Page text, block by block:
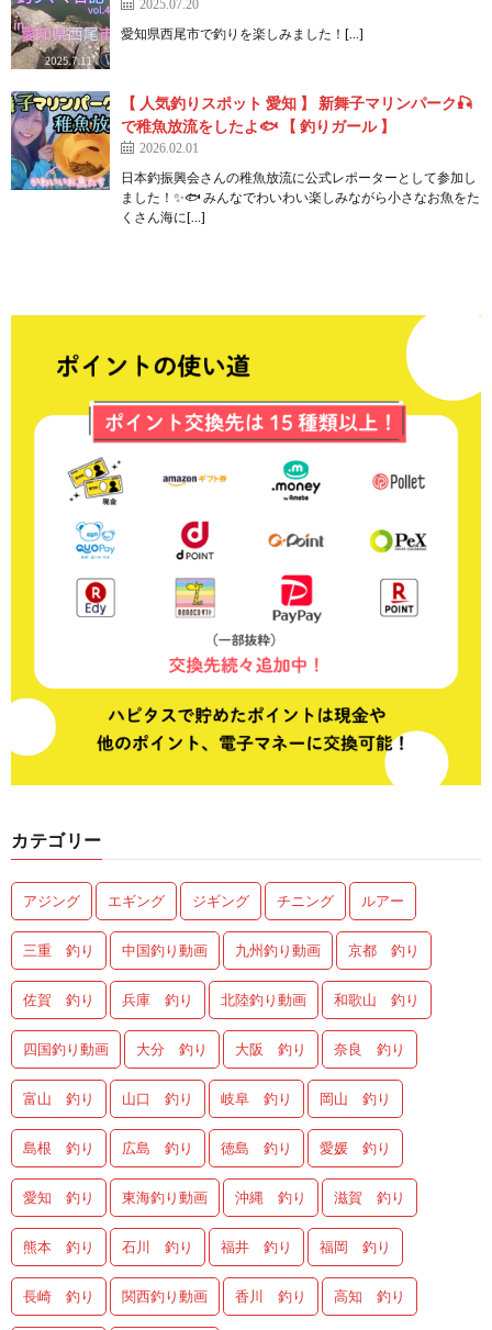
2025.07.20
愛知県西尾市で釣りを楽しみました！[…]
【 人気釣りスポット 愛知 】 新舞子マリンパーク🎣
で稚魚放流をしたよ🐟 【 釣りガール 】
2026.02.01
日本釣振興会さんの稚魚放流に公式レポーターとして参加し
ました！✨🐟 みんなでわいわい楽しみながら小さなお魚をた
くさん海に[…]
カテゴリー
アジング エギング ジギング チニング ルアー
三重 釣り 中国釣り動画 九州釣り動画 京都 釣り
佐賀 釣り 兵庫 釣り 北陸釣り動画 和歌山 釣り
四国釣り動画 大分 釣り 大阪 釣り 奈良 釣り
富山 釣り 山口 釣り 岐阜 釣り 岡山 釣り
島根 釣り 広島 釣り 徳島 釣り 愛媛 釣り
愛知 釣り 東海釣り動画 沖縄 釣り 滋賀 釣り
熊本 釣り 石川 釣り 福井 釣り 福岡 釣り
長崎 釣り 関西釣り動画 香川 釣り 高知 釣り